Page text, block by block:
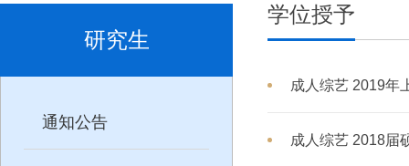
研究生
通知公告
学位授予
成人综艺 2019年
成人综艺 2018届